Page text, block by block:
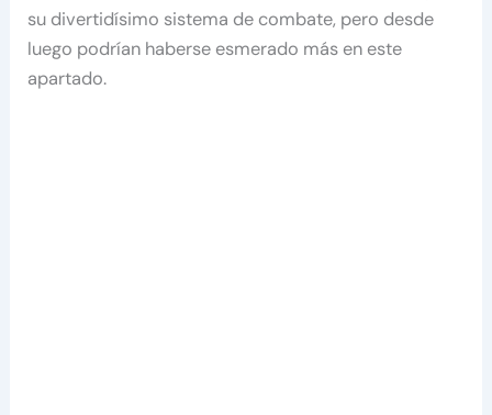
su divertidísimo sistema de combate, pero desde
luego podrían haberse esmerado más en este
apartado.